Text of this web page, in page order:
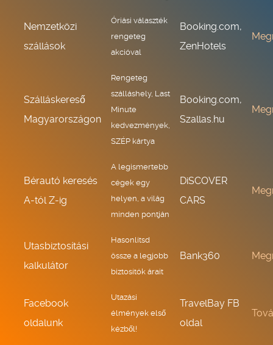
Nemzetközi
szállások
Óriási választék
rengeteg
akcióval
Booking.com,
ZenHotels
Szálláskereső
Magyarországon
Rengeteg
szálláshely, Last
Minute
kedvezmények,
SZÉP kártya
Booking.com,
Szallas.hu
Bérautó keresés
A-tól Z-ig
A legismertebb
cégek egy
helyen, a világ
minden pontján
DiSCOVER
CARS
Utasbiztosítási
kalkulátor
Hasonlítsd
össze a legjobb
biztosítók árait
Bank360
Facebook
oldalunk
Utazási
élmények első
kézből!
TravelBay FB
oldal